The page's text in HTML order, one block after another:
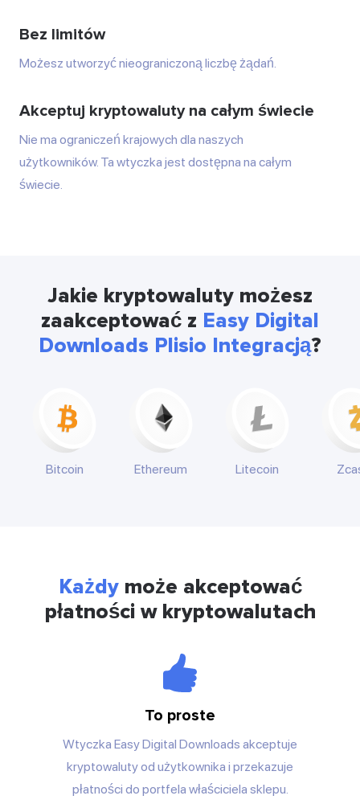
Bez limitów
Możesz utworzyć nieograniczoną liczbę żądań.
Akceptuj kryptowaluty na całym świecie
Nie ma ograniczeń krajowych dla naszych
użytkowników. Ta wtyczka jest dostępna na całym
świecie.
Jakie kryptowaluty możesz
zaakceptować z Easy Digital
Downloads Plisio Integracją?
Bitcoin Ethereum Litecoin
Każdymoże akceptować
płatności w kryptowalutach
To proste
Wtyczka Easy Digital Downloads akceptuje
kryptowaluty od użytkownika i przekazuje
płatności do portfela właściciela sklepu.